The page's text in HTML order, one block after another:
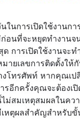
ในการเปิดใช้งานก
อนที่จะหยุดทำงานจ
ด การเปิดใช้งานจะ
ายเลขการติดตั้งให้
งโทรศัพท์ หากคุณเป
รอีกครั้งคุณจะต้องเ
ม่สมเหตุสมผลในค
เหตุผลสำคัญสำหรับ